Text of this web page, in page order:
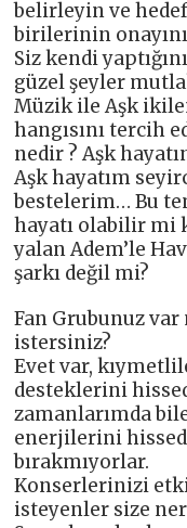
belirleyin ve
birilerinin
Siz kendi
güzel şeyler
Müzik ile Aşk
hangısını tercih
nedir ? Aşk
Aşk hayatım
bestelerim… Bu
hayatı olabilir mi
yalan Adem’le
şarkı değil mi?
Fan Grubunuz
istersiniz?
Evet var,
desteklerini
zamanlarımda
enerjilerini
bırakmıyorlar.
Konserlerinizi
isteyenler size